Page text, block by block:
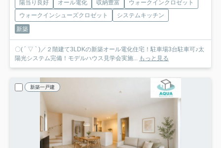
陽当り良好 オール電化 収納豊富
ウォークインクロゼット
ウォークインシューズクロゼット
システムキッチン
新築
〇( ´ ▽ ` )／２階建て3LDKの新築オール電化住宅！駐車場3台駐車可♪太
陽光システム完備！モデルハウス見学会実施... もっと見る
新築一戸建